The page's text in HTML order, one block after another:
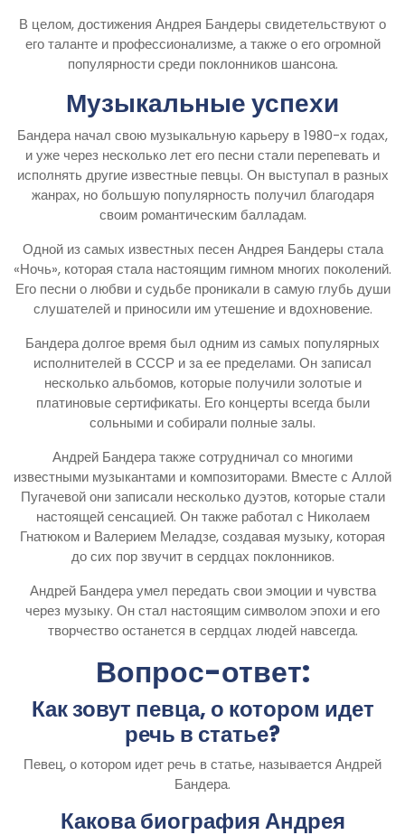
В целом, достижения Андрея Бандеры свидетельствуют о
его таланте и профессионализме, а также о его огромной
популярности среди поклонников шансона.
Музыкальные успехи
Бандера начал свою музыкальную карьеру в 1980-х годах,
и уже через несколько лет его песни стали перепевать и
исполнять другие известные певцы. Он выступал в разных
жанрах, но большую популярность получил благодаря
своим романтическим балладам.
Одной из самых известных песен Андрея Бандеры стала
«Ночь», которая стала настоящим гимном многих поколений.
Его песни о любви и судьбе проникали в самую глубь души
слушателей и приносили им утешение и вдохновение.
Бандера долгое время был одним из самых популярных
исполнителей в СССР и за ее пределами. Он записал
несколько альбомов, которые получили золотые и
платиновые сертификаты. Его концерты всегда были
сольными и собирали полные залы.
Андрей Бандера также сотрудничал со многими
известными музыкантами и композиторами. Вместе с Аллой
Пугачевой они записали несколько дуэтов, которые стали
настоящей сенсацией. Он также работал с Николаем
Гнатюком и Валерием Меладзе, создавая музыку, которая
до сих пор звучит в сердцах поклонников.
Андрей Бандера умел передать свои эмоции и чувства
через музыку. Он стал настоящим символом эпохи и его
творчество останется в сердцах людей навсегда.
Вопрос-ответ:
Как зовут певца, о котором идет
речь в статье?
Певец, о котором идет речь в статье, называется Андрей
Бандера.
Какова биография Андрея